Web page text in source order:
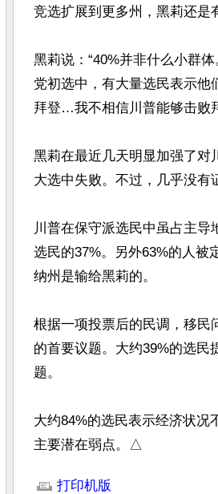
竞选扩展到更多州，黑莉还是
黑莉说：“40%并非什么小群
党初选中，有大量选民表示他
拜登…我不相信川普能够击败
黑莉在最近几天明显加强了对
大选中失败。不过，几乎没有
川普在保守派选民中虽占主导
选民的37%。另外63%的人被
纳州是输给黑莉的。
根据一项投票后的民调，移民
的首要议题。大约39%的选民
题。
大约84%的选民表示经济状况
主要潜在弱点。△
打印机版